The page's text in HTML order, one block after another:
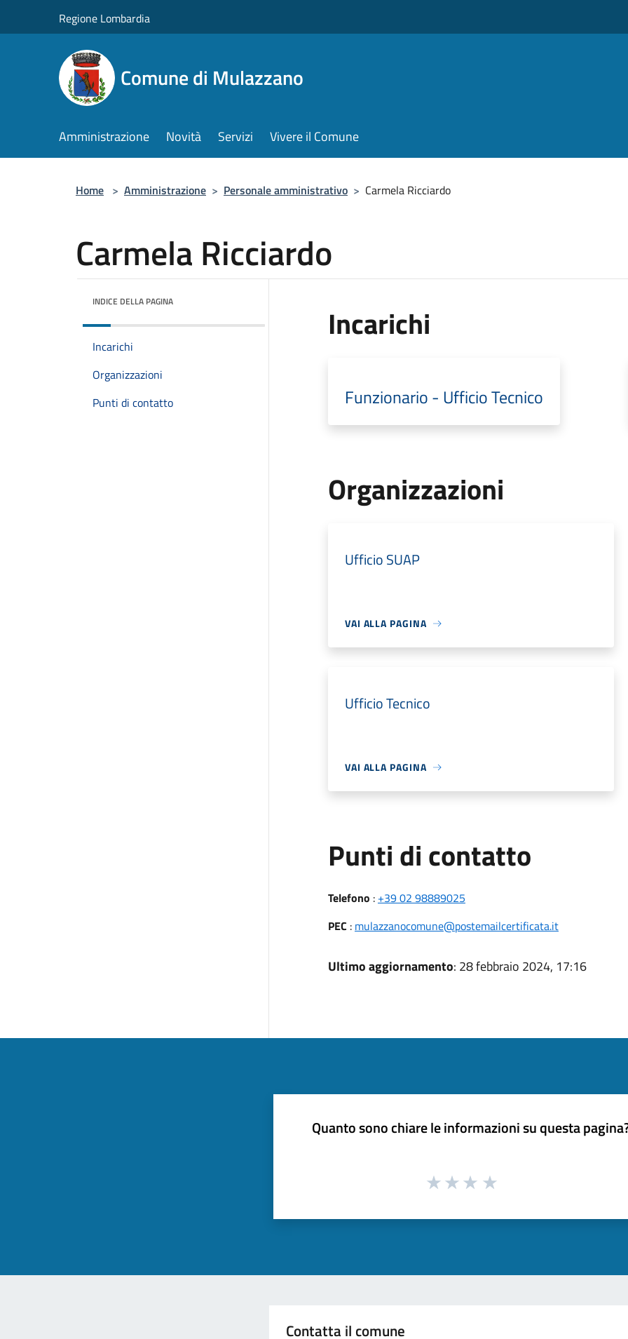
Regione Lombardia
Comune di Mulazzano
Amministrazione Novità Servizi Vivere il Comune
Home > Amministrazione > Personale amministrativo > Carmela Ricciardo
Carmela Ricciardo
INDICE DELLA PAGINA
Incarichi
Organizzazioni
Punti di contatto
Incarichi
Funzionario - Ufficio Tecnico
Organizzazioni
Ufficio SUAP
VAI ALLA PAGINA
Ufficio Tecnico
VAI ALLA PAGINA
Punti di contatto
Telefono : +39 02 98889025
PEC : mulazzanocomune@postemailcertificata.it
Ultimo aggiornamento: 28 febbraio 2024, 17:16
Quanto sono chiare le informazioni su questa
Contatta il comune